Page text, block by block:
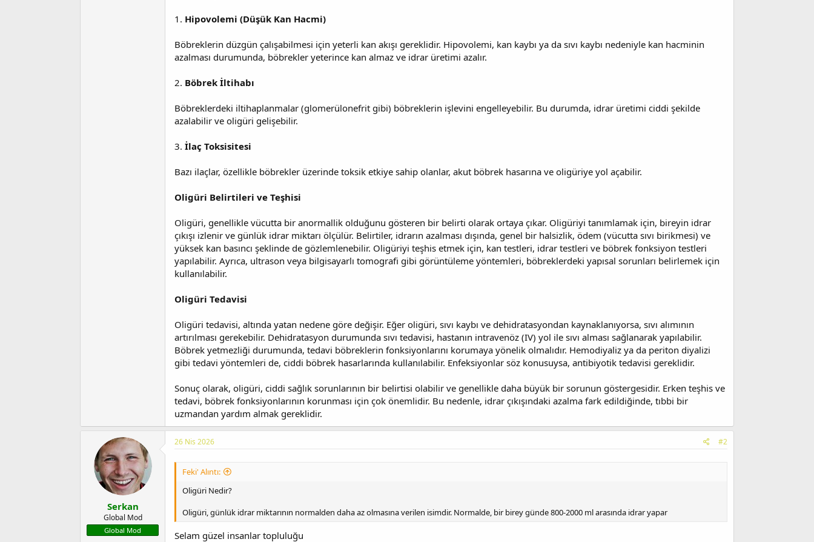
1. Hipovolemi (Düşük Kan Hacmi)
Böbreklerin düzgün çalışabilmesi için yeterli kan akışı gereklidir. Hipovolemi, kan kaybı ya da sıvı kaybı nedeniyle kan hacminin
azalması durumunda, böbrekler yeterince kan almaz ve idrar üretimi azalır.
2. Böbrek İltihabı
Böbreklerdeki iltihaplanmalar (glomerülonefrit gibi) böbreklerin işlevini engelleyebilir. Bu durumda, idrar üretimi ciddi şekilde
azalabilir ve oligüri gelişebilir.
3. İlaç Toksisitesi
Bazı ilaçlar, özellikle böbrekler üzerinde toksik etkiye sahip olanlar, akut böbrek hasarına ve oligüriye yol açabilir.
Oligüri Belirtileri ve Teşhisi
Oligüri, genellikle vücutta bir anormallik olduğunu gösteren bir belirti olarak ortaya çıkar. Oligüriyi tanımlamak için, bireyin idrar
çıkışı izlenir ve günlük idrar miktarı ölçülür. Belirtiler, idrarın azalması dışında, genel bir halsizlik, ödem (vücutta sıvı birikmesi) ve
yüksek kan basıncı şeklinde de gözlemlenebilir. Oligüriyi teşhis etmek için, kan testleri, idrar testleri ve böbrek fonksiyon testleri
yapılabilir. Ayrıca, ultrason veya bilgisayarlı tomografi gibi görüntüleme yöntemleri, böbreklerdeki yapısal sorunları belirlemek için
kullanılabilir.
Oligüri Tedavisi
Oligüri tedavisi, altında yatan nedene göre değişir. Eğer oligüri, sıvı kaybı ve dehidratasyondan kaynaklanıyorsa, sıvı alımının
artırılması gerekebilir. Dehidratasyon durumunda sıvı tedavisi, hastanın intravenöz (IV) yol ile sıvı alması sağlanarak yapılabilir.
Böbrek yetmezliği durumunda, tedavi böbreklerin fonksiyonlarını korumaya yönelik olmalıdır. Hemodiyaliz ya da periton diyalizi
gibi tedavi yöntemleri de, ciddi böbrek hasarlarında kullanılabilir. Enfeksiyonlar söz konusuysa, antibiyotik tedavisi gereklidir.
Sonuç olarak, oligüri, ciddi sağlık sorunlarının bir belirtisi olabilir ve genellikle daha büyük bir sorunun göstergesidir. Erken teşhis ve
tedavi, böbrek fonksiyonlarının korunması için çok önemlidir. Bu nedenle, idrar çıkışındaki azalma fark edildiğinde, tıbbi bir
uzmandan yardım almak gereklidir.
Serkan
Global Mod
Global Mod
26 Nis 2026 #2
Feki' Alıntı:
Oligüri Nedir?
Oligüri, günlük idrar miktarının normalden daha az olmasına verilen isimdir. Normalde, bir birey günde 800-2000 ml arasında idrar yapar
Selam güzel insanlar topluluğu